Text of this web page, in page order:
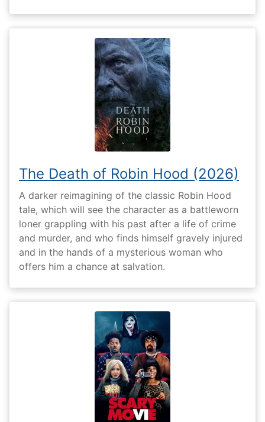
The Death of Robin Hood (2026)
A darker reimagining of the classic Robin Hood
tale, which will see the character as a battleworn
loner grappling with his past after a life of crime
and murder, and who finds himself gravely injured
and in the hands of a mysterious woman who
offers him a chance at salvation.